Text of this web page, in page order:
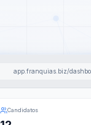
app.franquias.biz/
Candidatos